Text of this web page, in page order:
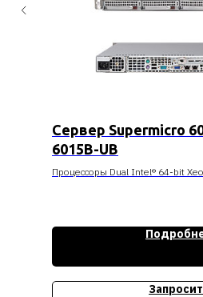
Сервер Supermicro
6015B-UB
Процессоры Dual Intel® 64-bit
Right Universal Slot (low-profile):
Контроллер Intel® (ESB2/Gilgal)
данных, удовлетворяющего